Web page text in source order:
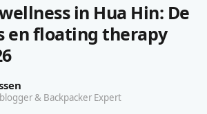
in Hua Hin: De
en floating therapy
& Backpacker Expert